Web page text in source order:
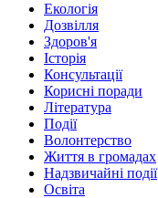
Екологія
Дозвілля
Здоров'я
Історія
Консультації
Корисні поради
Література
Події
Волонтерство
Життя в громадах
Надзвичайні події
Освіта